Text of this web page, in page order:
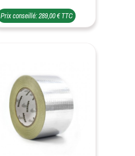
Prix conseillé: 289,00 € TTC